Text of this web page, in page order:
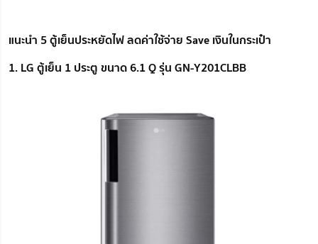
แนะนำ 5 ตู้เย็นประหยัดไฟ ลดค่าใช้จ่าย Save เงินในกระเป๋า
1. LG ตู้เย็น 1 ประตู ขนาด 6.1 Q รุ่น GN-Y201CLBB